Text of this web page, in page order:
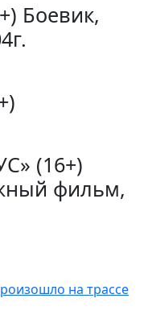
Боевик,
(16+)
фильм,
на трассе